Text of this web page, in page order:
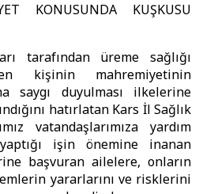
KONUSUNDA KUŞKUSU
tarafından üreme sağlığı
kişinin mahremiyetinin
saygı duyulması ilkelerine
hatırlatan Kars İl Sağlık
vatandaşlarımıza yardım
işin önemine inanan
başvuran ailelere, onların
yararlarını ve risklerini